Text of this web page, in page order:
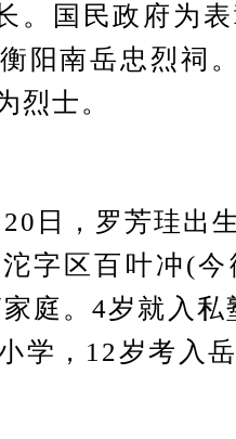
。国民政府为
阳南岳忠烈祠
烈士。
，罗芳珪出生
字区百叶冲(
庭。4岁就入私
学，12岁考入